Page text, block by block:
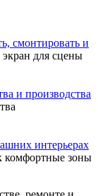
смонтировать и
для сцены
и производства
интерьерах
комфортные зоны